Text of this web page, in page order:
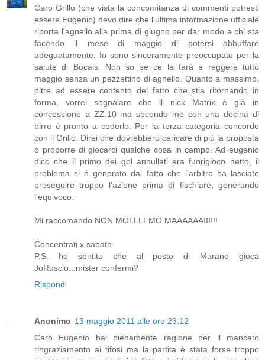
Caro Grillo (che vista la concomitanza di commenti potresti
essere Eugenio) devo dire che l'ultima informazione ufficiale
riporta l'agnello alla prima di giugno per dar modo a chi sta
facendo il mese di maggio di potersi abbuffare
adeguatamente. Io sono sinceramente preoccupato per la
salute di Bocals. Non so se ce la farà a reggere tutto
maggio senza un pezzettino di agnello. Quanto a massimo,
oltre ad essere contento del fatto che stia ritornando in
forma, vorrei segnalare che il nick Matrix è giá in
concessione a ZZ.10 ma secondo me con una decina di
birre é pronto a cederlo. Per la terza categoria concordo
con il Grillo. Direi che dovrebbero caricare di piú la proposta
o proporre di giocarci qualche cosa in campo. Ad eugenio
dico che il primo dei gol annullati era fuorigioco netto, il
problema si é generato dal fatto che l'arbitro ha lasciato
proseguire troppo l'azione prima di fischiare, generando
l'equivoco.
Mi raccomando NON MOLLLEMO MAAAAAAIII!!!
Concentrati x sabato.
P.S. ho sentito che al posto di Marano gioca
JoRuscio...mister confermi?
Rispondi
Anonimo 13 maggio 2011 alle ore 23:12
Caro Eugenio hai pienamente ragione per il mancato
ringraziamento ai tifosi ma la partita è stata forse troppo